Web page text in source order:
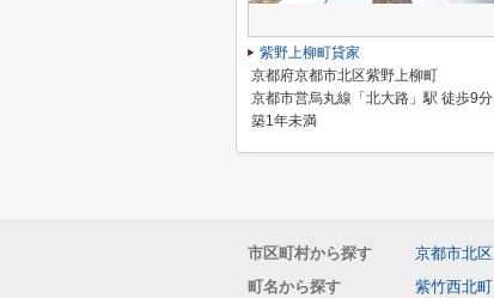
紫野上柳町貸家
京都府京都市北区紫野上柳町
京都市営烏丸線「北大路」駅 徒歩9分
築1年未満
市区町村から探す 京都市北区
町名から探す
紫竹西北町